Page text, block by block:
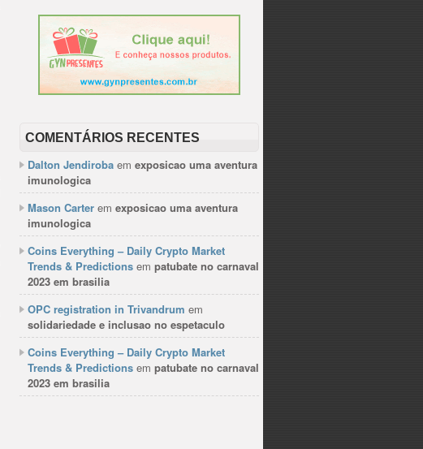
COMENTÁRIOS RECENTES
Dalton Jendiroba em exposicao uma aventura
imunologica
Mason Carter em exposicao uma aventura
imunologica
Coins Everything – Daily Crypto Market
Trends & Predictions em patubate no carnaval
2023 em brasilia
OPC registration in Trivandrum em
solidariedade e inclusao no espetaculo
Coins Everything – Daily Crypto Market
Trends & Predictions em patubate no carnaval
2023 em brasilia